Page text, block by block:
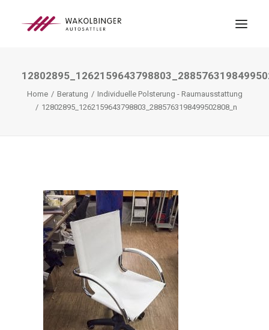
ÜBER UNS
LEISTUNGEN
SEARCH
Home Beratung
Individuelle Polsterung - Raumausstattung
12802895_1262159643798803_2885763198499502808_n